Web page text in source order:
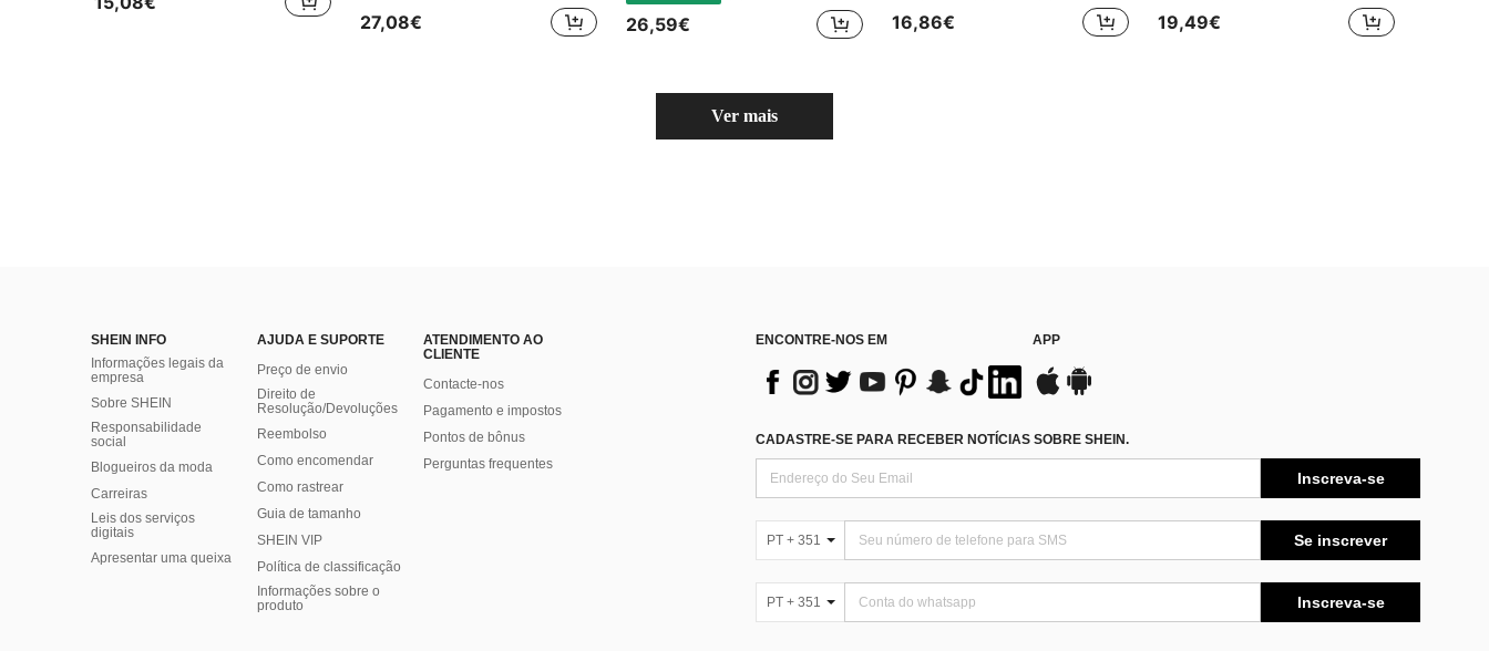
27,08€ 26,59€ 16,86€ 19,49€
Ver mais
SHEIN INFO
Informações legais da
empresa
Sobre SHEIN
Responsabilidade
social
Blogueiros da moda
Carreiras
Leis dos serviços
digitais
Apresentar uma queixa
AJUDA E SUPORTE
Preço de envio
Direito de
Resolução/Devoluções
Reembolso
Como encomendar
Como rastrear
Guia de tamanho
SHEIN VIP
Política de classificação
​Informações sobre o
produto
ATENDIMENTO AO
CLIENTE
Contacte-nos
Pagamento e impostos
Pontos de bônus
Perguntas frequentes
ENCONTRE-NOS EM APP
CADASTRE-SE PARA RECEBER NOTÍCIAS SOBRE SHEIN.
Inscreva-se
PT + 351 Se inscrever
PT + 351 Inscreva-se